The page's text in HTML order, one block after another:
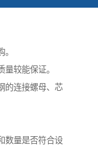
较能保证。
的连接螺母、芯
数量是否符合设